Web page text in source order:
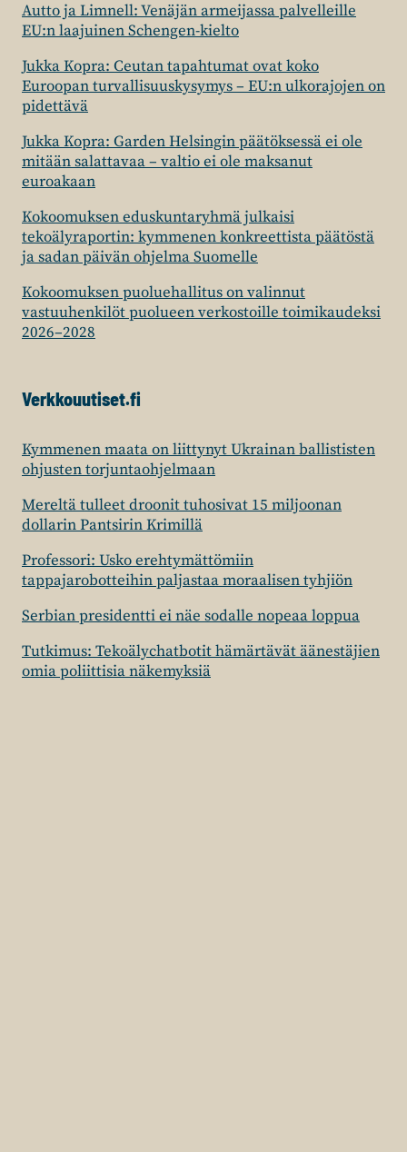
Autto ja Limnell: Venäjän armeijassa palvelleille
EU:n laajuinen Schengen-kielto
Jukka Kopra: Ceutan tapahtumat ovat koko
Euroopan turvallisuuskysymys – EU:n ulkorajojen on
pidettävä
Jukka Kopra: Garden Helsingin päätöksessä ei ole
mitään salattavaa – valtio ei ole maksanut
euroakaan
Kokoomuksen eduskuntaryhmä julkaisi
tekoälyraportin: kymmenen konkreettista päätöstä
ja sadan päivän ohjelma Suomelle
Kokoomuksen puoluehallitus on valinnut
vastuuhenkilöt puolueen verkostoille toimikaudeksi
2026–2028
Verkkouutiset.fi
Kymmenen maata on liittynyt Ukrainan ballististen
ohjusten torjuntaohjelmaan
Mereltä tulleet droonit tuhosivat 15 miljoonan
dollarin Pantsirin Krimillä
Professori: Usko erehtymättömiin
tappajarobotteihin paljastaa moraalisen tyhjiön
Serbian presidentti ei näe sodalle nopeaa loppua
Tutkimus: Tekoälychatbotit hämärtävät äänestäjien
omia poliittisia näkemyksiä